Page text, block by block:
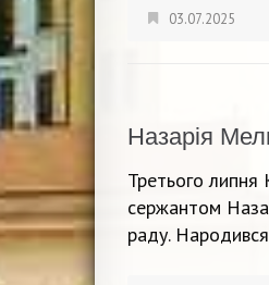
03.07.2025
Назарія
Третього
сержантом
раду.